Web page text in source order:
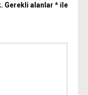
Gerekli alanlar * ile